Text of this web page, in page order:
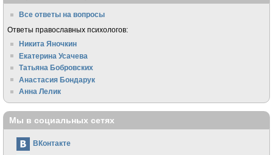
Все ответы на вопросы
Ответы православных психологов:
Никита Яночкин
Екатерина Усачева
Татьяна Бобровских
Анастасия Бондарук
Анна Лелик
Мы в социальных сетях
ВКонтакте